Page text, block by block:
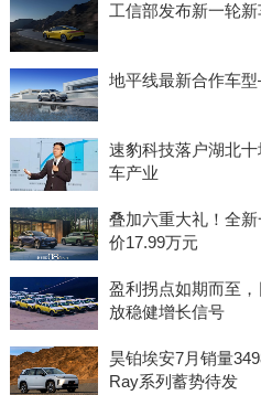
工信部发布新一轮
地平线最新合作车
速豹科技落户湖北
车产业
叠加六重大礼！全
价17.99万元
盈利拐点如期而至
放稳健增长信号
昊铂埃安7月销量
Ray系列蓄势待发